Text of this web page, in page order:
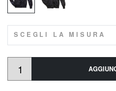
SCEGLI LA MISURA